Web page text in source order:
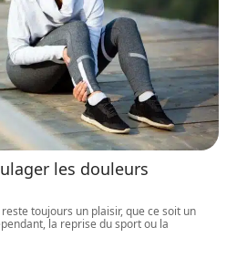
les douleurs
toujours un plaisir, que ce soit un
la reprise du sport ou la